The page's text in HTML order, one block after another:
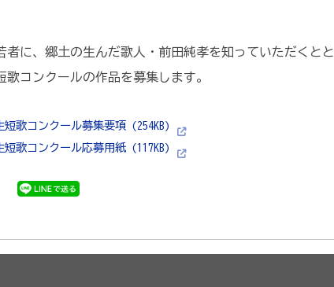
に、郷土の生んだ歌人・前田純孝を知っていただくと
コンクールの作品を募集します。
短歌コンクール募集要項 (254KB)
短歌コンクール応募用紙 (117KB)